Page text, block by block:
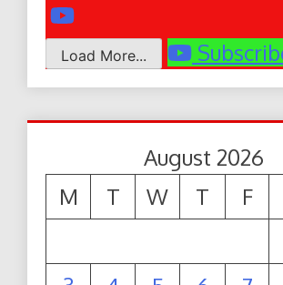
Load More...
August 2026
M
T W T F